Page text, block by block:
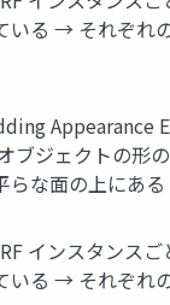
いる → それぞ
ブジェクトの形
な面の上にあ
インスタンス
いる → それぞ